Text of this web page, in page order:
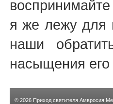
я же лежу для
наши
насыщения
© 2026 Приход святителя Амвросия